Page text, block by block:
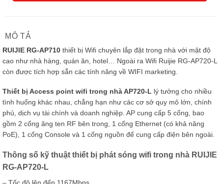
MÔ TẢ
RUIJIE RG-AP710 thiết bị Wifi chuyên lắp đặt trong nhà với mật độ
cao như nhà hàng, quán ăn, hotel… Ngoài ra Wifi Ruijie RG-AP720-L
còn được tích hợp sẵn các tính năng về WIFI marketing.
Thiết bị Access point wifi trong nhà AP720-L lý tưởng cho nhiều
tình huống khác nhau, chẳng hạn như các cơ sở quy mô lớn, chính
phủ, dịch vụ tài chính và doanh nghiệp. AP cung cấp 5 cổng, bao
gồm 2 cổng ăng ten RF bên trong, 1 cổng Ethernet (có khả năng
PoE), 1 cổng Console và 1 cổng nguồn để cung cấp điện bên ngoài.
Thông số kỹ thuật thiết bị phát sóng wifi trong nhà RUIJIE
RG-AP720-L